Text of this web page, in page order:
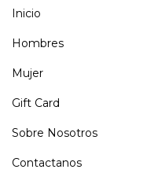
Inicio
Hombres
Mujer
Gift Card
Sobre Nosotros
Contactanos